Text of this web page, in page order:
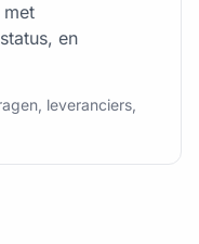
en
leveranciers,